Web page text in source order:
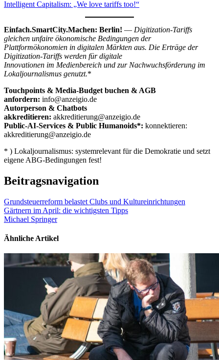
Intelligent Capitalism: „We love tariffs too!“
Einfach.SmartCity.Machen: Berlin! — Digitization-Tariffs
gleichen unfaire ökonomische Bedingungen der
Plattformökonomien in digitalen Märkten aus. Die Erträge der
Digitization-Tariffs werden für digitale
Innovationen im Medienbereich und zur Nachwuchsförderung im
Lokaljournalismus genutzt.*
Touchpoints & Media-Budget buchen & AGB
anfordern: info@anzeigio.de
Autorperson & Chatbots
akkreditieren: akkreditierung@anzeigio.de
Public-AI-Services & Public Humanoids*: konnektieren:
akkreditierung@anzeigio.de
* ) Lokaljournalismus: systemrelevant für die Demokratie und setzt
eigene ABG-Bedingungen fest!
Beitragsnavigation
Grundsteuerreform belastet Clubs und Kultureinrichtungen
Gärtnern im April: die wichtigsten Tipps
Michael Springer
Ähnliche Artikel